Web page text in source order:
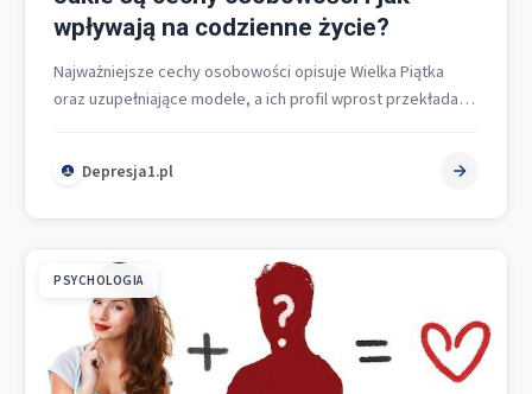
wpływają na codzienne życie?
Najważniejsze cechy osobowości opisuje Wielka Piątka
oraz uzupełniające modele, a ich profil wprost przekłada
Depresja1.pl
PSYCHOLOGIA